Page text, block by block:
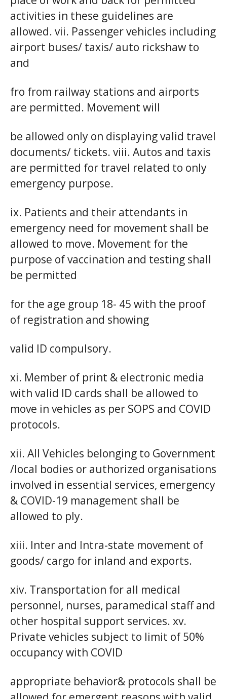
activities in these guidelines are
allowed. vii. Passenger vehicles including
airport buses/ taxis/ auto rickshaw to
and
fro from railway stations and airports
are permitted. Movement will
be allowed only on displaying valid travel
documents/ tickets. viii. Autos and taxis
are permitted for travel related to only
emergency purpose.
ix. Patients and their attendants in
emergency need for movement shall be
allowed to move. Movement for the
purpose of vaccination and testing shall
be permitted
for the age group 18- 45 with the proof
of registration and showing
valid ID compulsory.
xi. Member of print & electronic media
with valid ID cards shall be allowed to
move in vehicles as per SOPS and COVID
protocols.
xii. All Vehicles belonging to Government
/local bodies or authorized organisations
involved in essential services, emergency
& COVID-19 management shall be
allowed to ply.
xiii. Inter and Intra-state movement of
goods/ cargo for inland and exports.
xiv. Transportation for all medical
personnel, nurses, paramedical staff and
other hospital support services. xv.
Private vehicles subject to limit of 50%
occupancy with COVID
appropriate behavior& protocols shall be